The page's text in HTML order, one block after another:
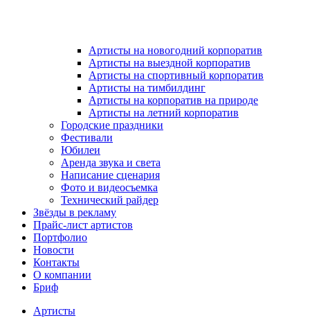
Артисты на новогодний корпоратив
Артисты на выездной корпоратив
Артисты на спортивный корпоратив
Артисты на тимбилдинг
Артисты на корпоратив на природе
Артисты на летний корпоратив
Городские праздники
Фестивали
Юбилеи
Аренда звука и света
Написание сценария
Фото и видеосъемка
Технический райдер
Звёзды в рекламу
Прайс-лист артистов
Портфолио
Новости
Контакты
О компании
Бриф
Артисты